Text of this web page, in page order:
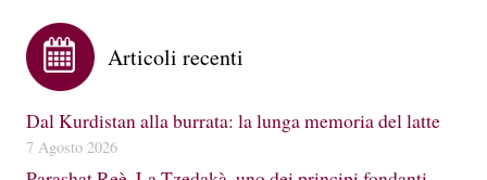
Articoli recenti
Dal Kurdistan alla burrata: la lunga memoria del latte
7 Agosto 2026